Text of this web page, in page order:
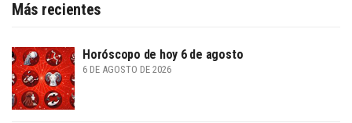
Más recientes
Horóscopo de hoy 6 de agosto
6 DE AGOSTO DE 2026